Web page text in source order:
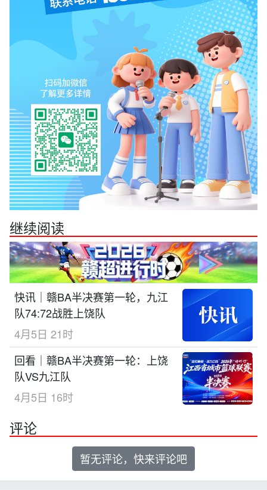
继续阅读
快讯｜赣BA半决赛第一轮，九江
队74:72战胜上饶队
4月5日 21时
回看｜赣BA半决赛第一轮：上饶
队VS九江队
4月5日 16时
评论
暂无评论，快来评论吧